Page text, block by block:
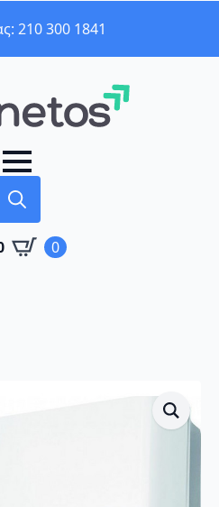
210 300 1841
0